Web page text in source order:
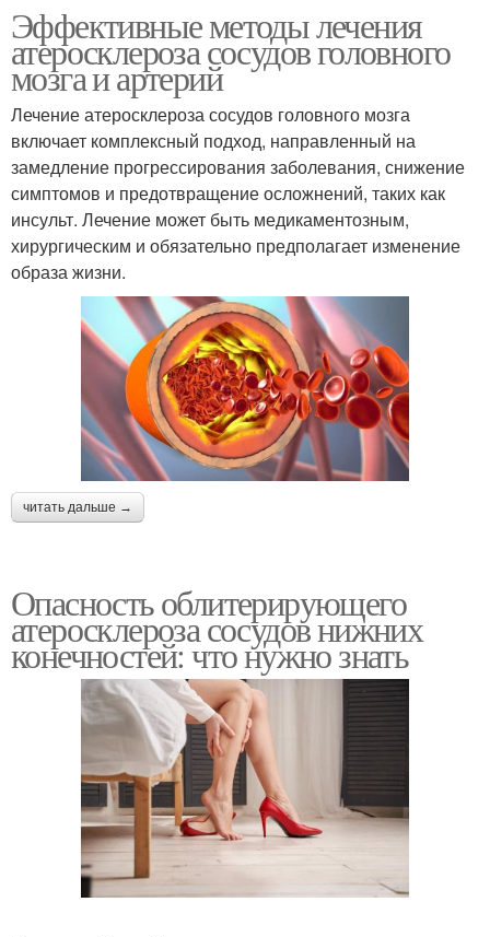
Эффективные методы лечения
атеросклероза сосудов головного
мозга и артерий
Лечение атеросклероза сосудов головного мозга
включает комплексный подход, направленный на
замедление прогрессирования заболевания, снижение
симптомов и предотвращение осложнений, таких как
инсульт. Лечение может быть медикаментозным,
хирургическим и обязательно предполагает изменение
образа жизни.
читать дальше →
Опасность облитерирующего
атеросклероза сосудов нижних
конечностей: что нужно знать